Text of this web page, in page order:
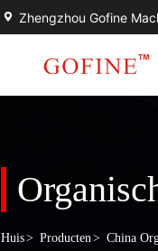
Zhengzhou Gofine
Huis> Producten> China